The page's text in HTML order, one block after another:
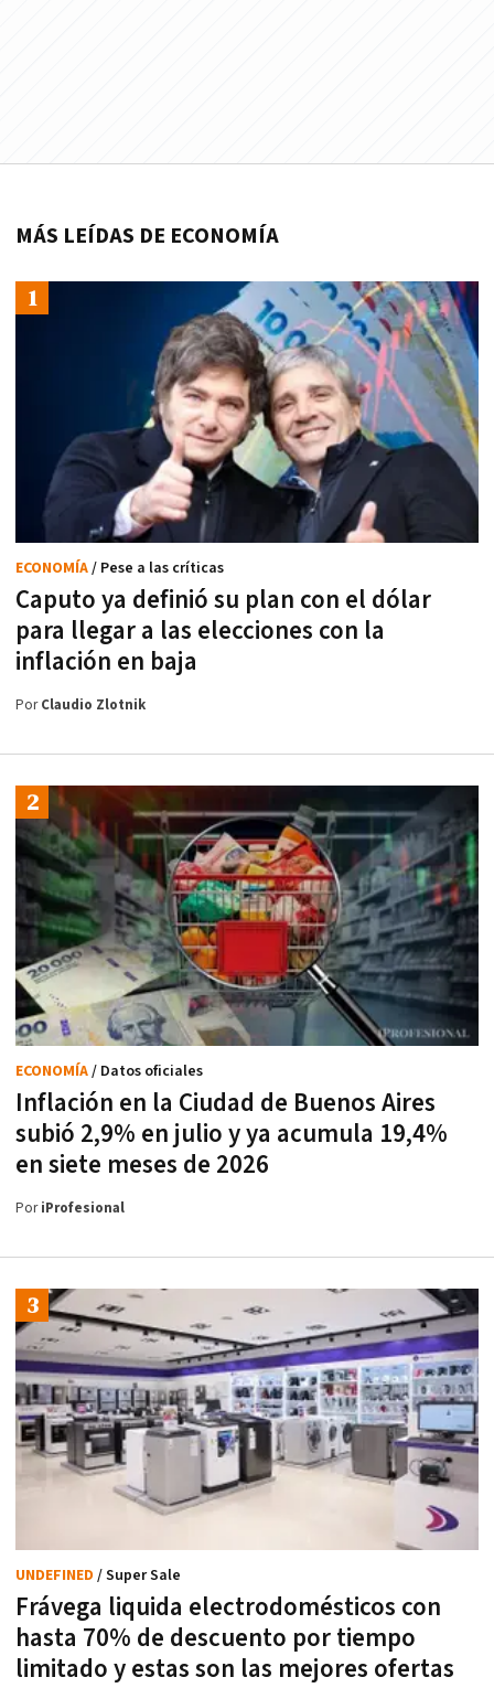
MÁS LEÍDAS DE ECONOMÍA
Caputo ya definió su plan con el dólar
para llegar a las elecciones con la
inflación en baja
ECONOMÍA/ Pese a las críticas
PorClaudio Zlotnik
Inflación en la Ciudad de Buenos Aires
subió 2,9% en julio y ya acumula 19,4%
en siete meses de 2026
ECONOMÍA/ Datos oficiales
PoriProfesional
Frávega liquida electrodomésticos con
hasta 70% de descuento por tiempo
limitado y estas son las mejores ofertas
UNDEFINED / Super Sale